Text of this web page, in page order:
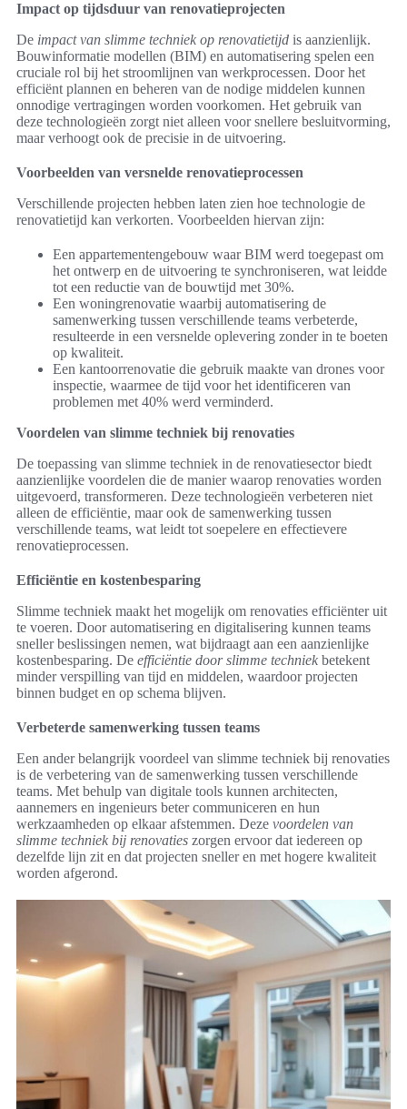
Impact op tijdsduur van renovatieprojecten
De impact van slimme techniek op renovatietijd is aanzienlijk.
Bouwinformatie modellen (BIM) en automatisering spelen een
cruciale rol bij het stroomlijnen van werkprocessen. Door het
efficiënt plannen en beheren van de nodige middelen kunnen
onnodige vertragingen worden voorkomen. Het gebruik van
deze technologieën zorgt niet alleen voor snellere besluitvorming,
maar verhoogt ook de precisie in de uitvoering.
Voorbeelden van versnelde renovatieprocessen
Verschillende projecten hebben laten zien hoe technologie de
renovatietijd kan verkorten. Voorbeelden hiervan zijn:
Een appartementengebouw waar BIM werd toegepast om
het ontwerp en de uitvoering te synchroniseren, wat leidde
tot een reductie van de bouwtijd met 30%.
Een woningrenovatie waarbij automatisering de
samenwerking tussen verschillende teams verbeterde,
resulteerde in een versnelde oplevering zonder in te boeten
op kwaliteit.
Een kantoorrenovatie die gebruik maakte van drones voor
inspectie, waarmee de tijd voor het identificeren van
problemen met 40% werd verminderd.
Voordelen van slimme techniek bij renovaties
De toepassing van slimme techniek in de renovatiesector biedt
aanzienlijke voordelen die de manier waarop renovaties worden
uitgevoerd, transformeren. Deze technologieën verbeteren niet
alleen de efficiëntie, maar ook de samenwerking tussen
verschillende teams, wat leidt tot soepelere en effectievere
renovatieprocessen.
Efficiëntie en kostenbesparing
Slimme techniek maakt het mogelijk om renovaties efficiënter uit
te voeren. Door automatisering en digitalisering kunnen teams
sneller beslissingen nemen, wat bijdraagt aan een aanzienlijke
kostenbesparing. De efficiëntie door slimme techniek betekent
minder verspilling van tijd en middelen, waardoor projecten
binnen budget en op schema blijven.
Verbeterde samenwerking tussen teams
Een ander belangrijk voordeel van slimme techniek bij renovaties
is de verbetering van de samenwerking tussen verschillende
teams. Met behulp van digitale tools kunnen architecten,
aannemers en ingenieurs beter communiceren en hun
werkzaamheden op elkaar afstemmen. Deze voordelen van
slimme techniek bij renovaties zorgen ervoor dat iedereen op
dezelfde lijn zit en dat projecten sneller en met hogere kwaliteit
worden afgerond.